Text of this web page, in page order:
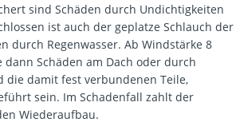
sind Schäden durch Undichtigkeiten
ist auch der geplatze Schlauch der
durch Regenwasser. Ab Windstärke 8
Schäden am Dach oder durch
die damit fest verbundenen Teile,
sein. Im Schadenfall zahlt der
Wiederaufbau.